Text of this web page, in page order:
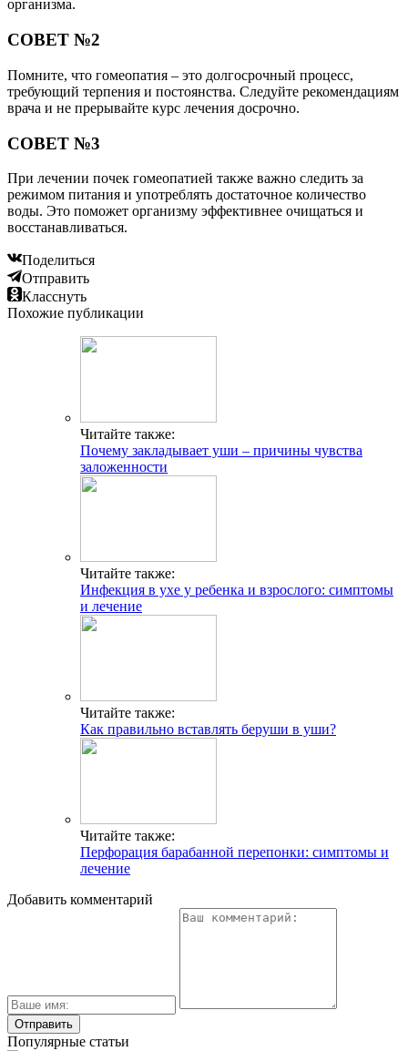
организма.
СОВЕТ №2
Помните, что гомеопатия – это долгосрочный процесс,
требующий терпения и постоянства. Следуйте рекомендациям
врача и не прерывайте курс лечения досрочно.
СОВЕТ №3
При лечении почек гомеопатией также важно следить за
режимом питания и употреблять достаточное количество
воды. Это поможет организму эффективнее очищаться и
восстанавливаться.
Поделиться
Отправить
Класснуть
Похожие публикации
Читайте также:
Почему закладывает уши – причины чувства
заложенности
Читайте также:
Инфекция в ухе у ребенка и взрослого: симптомы
и лечение
Читайте также:
Как правильно вставлять беруши в уши?
Читайте также:
Перфорация барабанной перепонки: симптомы и
лечение
Добавить комментарий
Популярные статьи